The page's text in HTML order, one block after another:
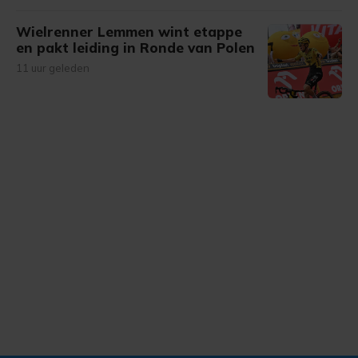
Wielrenner Lemmen wint etappe
en pakt leiding in Ronde van Polen
11 uur geleden